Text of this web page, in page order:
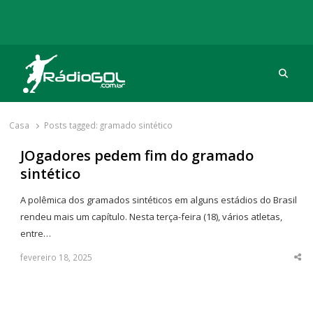
Rádio Gol
Há mais de 20 anos com as melhores coberturas
Casa Posts tagged: gramado sintético
JOgadores pedem fim do gramado
sintético
A polêmica dos gramados sintéticos em alguns estádios do Brasil
rendeu mais um capítulo. Nesta terça-feira (18), vários atletas,
entre…
fevereiro 18, 2025